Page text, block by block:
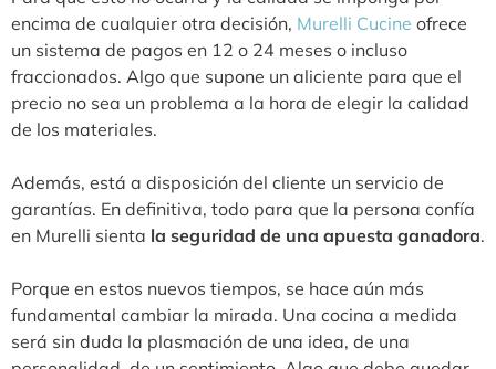
encima de cualquier otra decisión, Murelli Cucine ofrece
un sistema de pagos en 12 o 24 meses o incluso
fraccionados. Algo que supone un aliciente para que el
precio no sea un problema a la hora de elegir la calidad
de los materiales.
Además, está a disposición del cliente un servicio de
garantías. En definitiva, todo para que la persona confía
en Murelli sienta la seguridad de una apuesta ganadora.
Porque en estos nuevos tiempos, se hace aún más
fundamental cambiar la mirada. Una cocina a medida
será sin duda la plasmación de una idea, de una